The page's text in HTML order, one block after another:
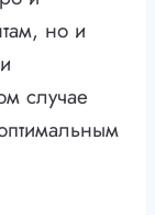
но и
случае